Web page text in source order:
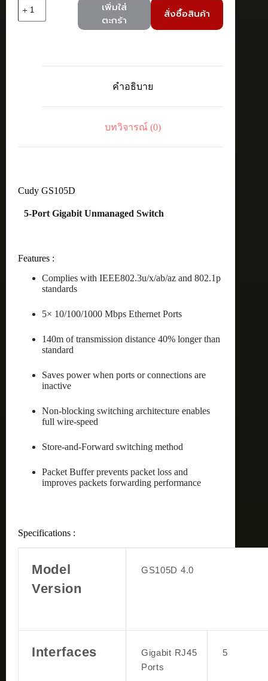
Cudy
Unmanaged
เพิ่มใส่
ตะกร้า
สั่งซื้อสินค้า
คำอธิบาย
บทวิจารณ์ (0)
Cudy GS105D
5-Port Gigabit Unmanaged Switch
Features :
Complies with IEEE802.3u/x/ab/az and 802.1p
standards
5× 10/100/1000 Mbps Ethernet Ports
140m of transmission distance 40% longer than
standard
Saves power when ports or connections are
inactive
Non-blocking switching architecture enables
full wire-speed
Store-and-Forward switching method
Packet Buffer prevents packet loss and
improves packets forwarding performance
Specifications :
Model
Version
GS105D 4.0
Interfaces
Gigabit RJ45
Ports
5